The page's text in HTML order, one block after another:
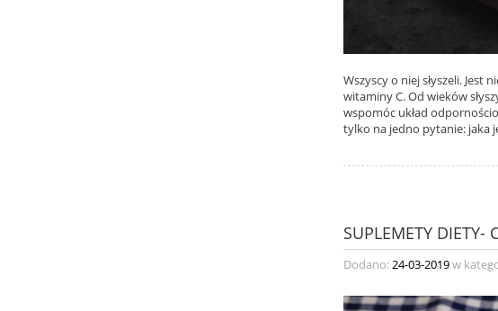
Wszyscy o niej słyszeli.
witaminy C. Od wieków
wspomóc układ
tylko na jedno pytanie: jaka
SUPLEMETY DIETY-
Dodano: 24-03-2019w